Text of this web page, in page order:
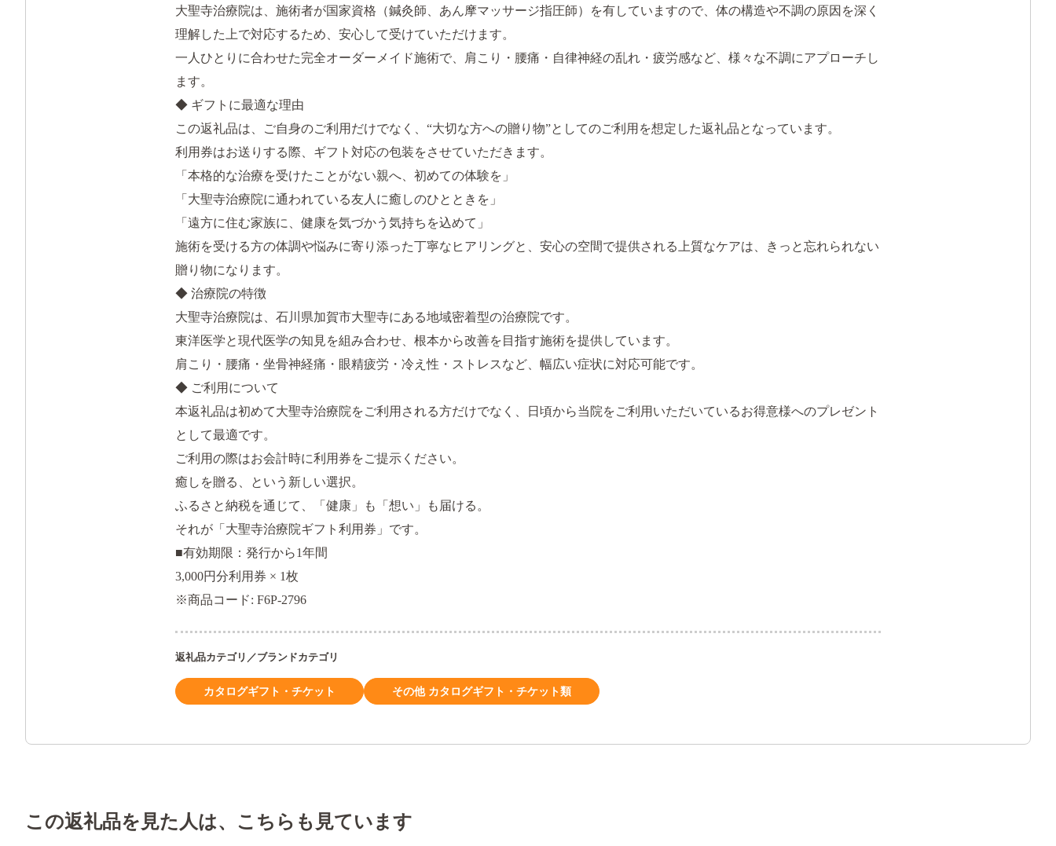
大聖寺治療院は、施術者が国家資格（鍼灸師、あん摩マッサージ指圧師）を有していますので、体の構造や不調の原因を深く
理解した上で対応するため、安心して受けていただけます。
一人ひとりに合わせた完全オーダーメイド施術で、肩こり・腰痛・自律神経の乱れ・疲労感など、様々な不調にアプローチし
ます。
◆ ギフトに最適な理由
この返礼品は、ご自身のご利用だけでなく、“大切な方への贈り物”としてのご利用を想定した返礼品となっています。
利用券はお送りする際、ギフト対応の包装をさせていただきます。
「本格的な治療を受けたことがない親へ、初めての体験を」
「大聖寺治療院に通われている友人に癒しのひとときを」
「遠方に住む家族に、健康を気づかう気持ちを込めて」
施術を受ける方の体調や悩みに寄り添った丁寧なヒアリングと、安心の空間で提供される上質なケアは、きっと忘れられない
贈り物になります。
◆ 治療院の特徴
大聖寺治療院は、石川県加賀市大聖寺にある地域密着型の治療院です。
東洋医学と現代医学の知見を組み合わせ、根本から改善を目指す施術を提供しています。
肩こり・腰痛・坐骨神経痛・眼精疲労・冷え性・ストレスなど、幅広い症状に対応可能です。
◆ ご利用について
本返礼品は初めて大聖寺治療院をご利用される方だけでなく、日頃から当院をご利用いただいているお得意様へのプレゼント
として最適です。
ご利用の際はお会計時に利用券をご提示ください。
癒しを贈る、という新しい選択。
ふるさと納税を通じて、「健康」も「想い」も届ける。
それが「大聖寺治療院ギフト利用券」です。
■有効期限：発行から1年間
3,000円分利用券 × 1枚
※商品コード: F6P-2796
返礼品カテゴリ／ブランドカテゴリ
カタログギフト・チケット その他 カタログギフト・チケット類
この返礼品を見た人は、こちらも見ています